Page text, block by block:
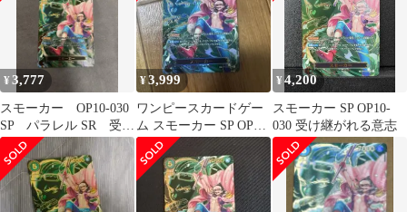
¥3,777
スモーカー OP10-030
SP パラレル SR 受け
継がれる意志 ワンピ
ース
¥3,999
ワンピースカードゲー
ム スモーカー SP OP10-
030
¥4,200
スモーカー SP OP10-
030 受け継がれる意志